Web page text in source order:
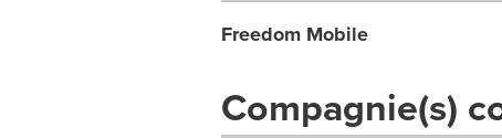
Freedom Mobile
Compagnie(s)